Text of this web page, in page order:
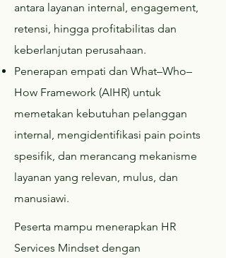
antara layanan internal, engagement,
retensi, hingga profitabilitas dan
keberlanjutan perusahaan.
Penerapan empati dan What–Who–
How Framework (AIHR) untuk
memetakan kebutuhan pelanggan
internal, mengidentifikasi pain points
spesifik, dan merancang mekanisme
layanan yang relevan, mulus, dan
manusiawi.
Peserta mampu menerapkan HR
Services Mindset dengan